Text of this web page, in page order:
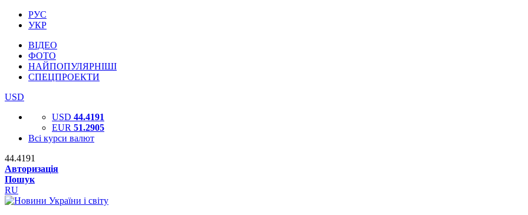
РУС
УКР
ВІДЕО
ФОТО
НАЙПОПУЛЯРНІШІ
СПЕЦПРОЕКТИ
USD
USD 44.4191
EUR 51.2905
Всі курси валют
44.4191
Авторизація
Пошук
RU